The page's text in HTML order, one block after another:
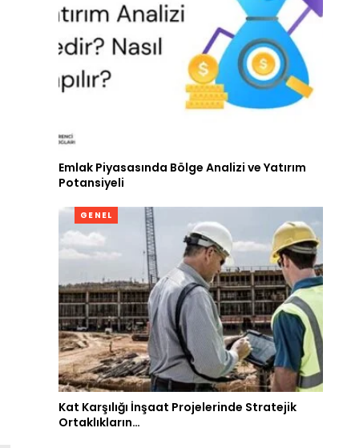
Emlak Piyasasında Bölge Analizi ve Yatırım
Potansiyeli
GENEL
Kat Karşılığı İnşaat Projelerinde Stratejik
Ortaklıkların…